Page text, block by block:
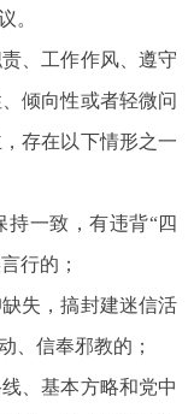
。
、工作作风、遵守
倾向性或者轻微问
存在以下情形之一
持一致，有违背“四
行的；
失，搞封建迷信活
、信奉邪教的；
、基本方略和党中